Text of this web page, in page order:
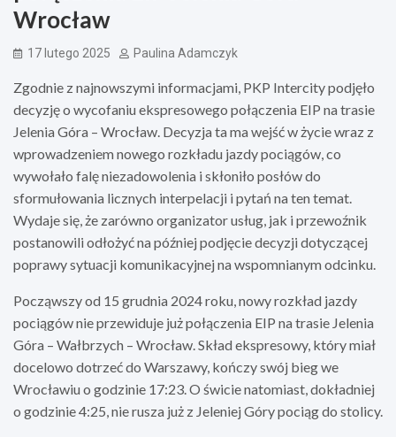
Wrocław
17 lutego 2025 Paulina Adamczyk
Zgodnie z najnowszymi informacjami, PKP Intercity podjęło
decyzję o wycofaniu ekspresowego połączenia EIP na trasie
Jelenia Góra – Wrocław. Decyzja ta ma wejść w życie wraz z
wprowadzeniem nowego rozkładu jazdy pociągów, co
wywołało falę niezadowolenia i skłoniło posłów do
sformułowania licznych interpelacji i pytań na ten temat.
Wydaje się, że zarówno organizator usług, jak i przewoźnik
postanowili odłożyć na później podjęcie decyzji dotyczącej
poprawy sytuacji komunikacyjnej na wspomnianym odcinku.
Począwszy od 15 grudnia 2024 roku, nowy rozkład jazdy
pociągów nie przewiduje już połączenia EIP na trasie Jelenia
Góra – Wałbrzych – Wrocław. Skład ekspresowy, który miał
docelowo dotrzeć do Warszawy, kończy swój bieg we
Wrocławiu o godzinie 17:23. O świcie natomiast, dokładniej
o godzinie 4:25, nie rusza już z Jeleniej Góry pociąg do stolicy.